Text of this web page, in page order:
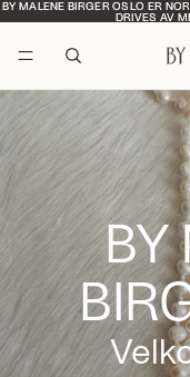
BY MALENE BIRGER OSLO ER
DRIVES AV
BY MALENE BIRGER OSLO ER
DRIVES AV
BY